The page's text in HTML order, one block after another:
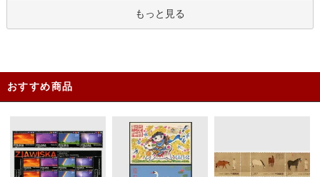
もっと見る
おすすめ商品